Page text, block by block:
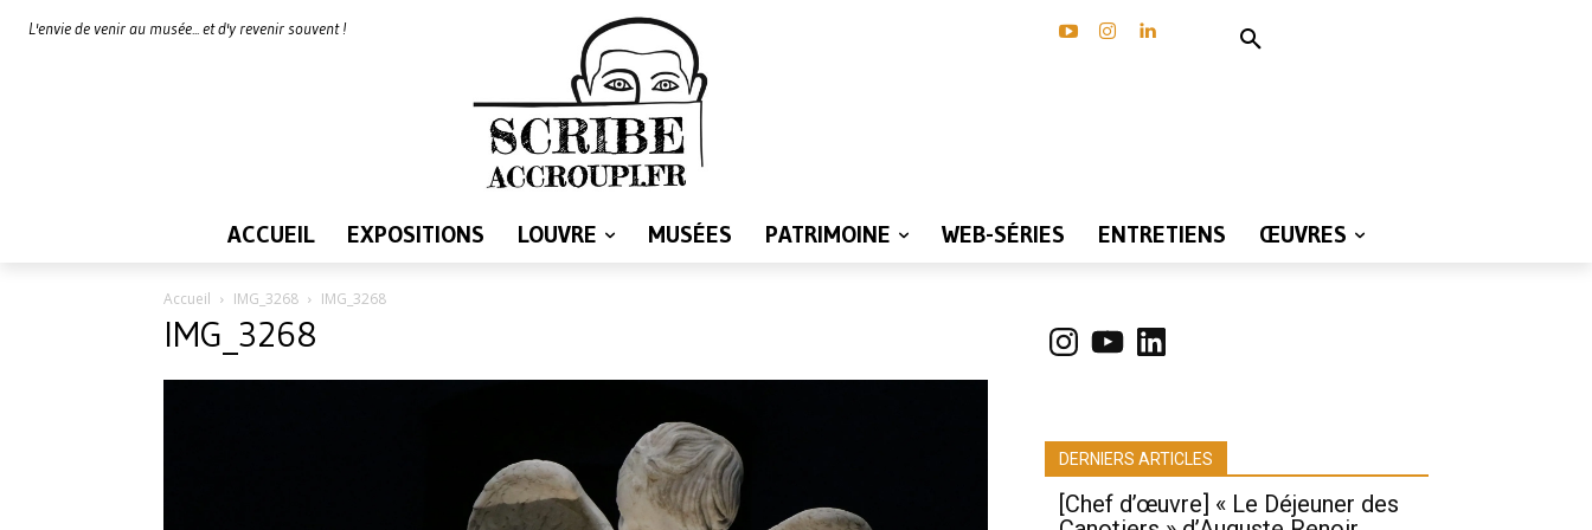
L'envie de venir au musée... et d'y revenir souvent !
ACCUEIL EXPOSITIONS LOUVRE MUSÉES PATRIMOINE WEB-SÉRIES ENTRETIENS ŒUVRES
Accueil IMG_3268 IMG_3268
IMG_3268 Instagram
YouTubeLinkedIn
DERNIERS ARTICLES
[Chef d’œuvre] « Le Déjeuner des